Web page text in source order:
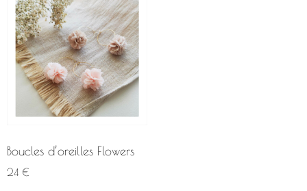
Boucles d’oreilles Flowers
24 €